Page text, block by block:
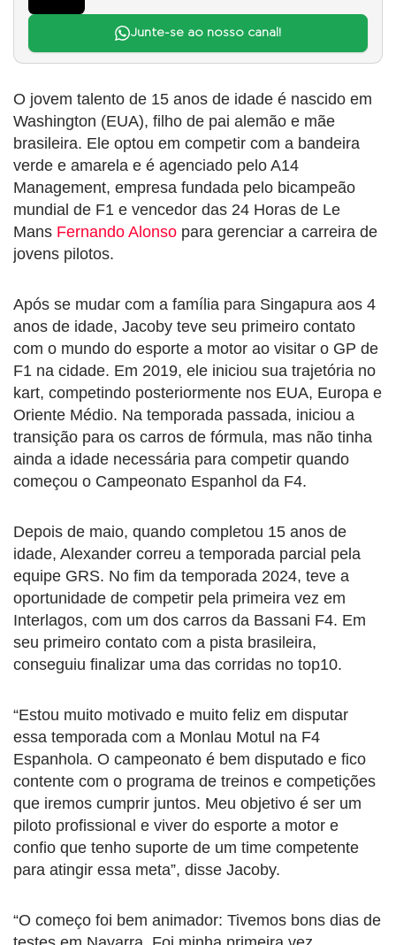
Junte-se ao nosso canal!
O jovem talento de 15 anos de idade é nascido em
Washington (EUA), filho de pai alemão e mãe
brasileira. Ele optou em competir com a bandeira
verde e amarela e é agenciado pelo A14
Management, empresa fundada pelo bicampeão
mundial de F1 e vencedor das 24 Horas de Le
Mans Fernando Alonso para gerenciar a carreira de
jovens pilotos.
Após se mudar com a família para Singapura aos 4
anos de idade, Jacoby teve seu primeiro contato
com o mundo do esporte a motor ao visitar o GP de
F1 na cidade. Em 2019, ele iniciou sua trajetória no
kart, competindo posteriormente nos EUA, Europa e
Oriente Médio. Na temporada passada, iniciou a
transição para os carros de fórmula, mas não tinha
ainda a idade necessária para competir quando
começou o Campeonato Espanhol da F4.
Depois de maio, quando completou 15 anos de
idade, Alexander correu a temporada parcial pela
equipe GRS. No fim da temporada 2024, teve a
oportunidade de competir pela primeira vez em
Interlagos, com um dos carros da Bassani F4. Em
seu primeiro contato com a pista brasileira,
conseguiu finalizar uma das corridas no top10.
“Estou muito motivado e muito feliz em disputar
essa temporada com a Monlau Motul na F4
Espanhola. O campeonato é bem disputado e fico
contente com o programa de treinos e competições
que iremos cumprir juntos. Meu objetivo é ser um
piloto profissional e viver do esporte a motor e
confio que tenho suporte de um time competente
para atingir essa meta”, disse Jacoby.
“O começo foi bem animador: Tivemos bons dias de